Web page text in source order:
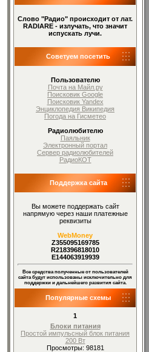
Слово "Радио" происходит от лат.
RADIARE - излучать, что значит
испускать лучи.
Советуем посетить
Пользователю
Почта на Майл.ру
Поисковик Google
Поисковик Yandex
Энциклопедия Википедия
Погода на Гисметео
Радиолюбителю
Паяльник
Электронный портал
Сервер радиолюбителей
РадиоКОТ
Поддержка сайта
Вы можете поддержать сайт
напрямую через наши платежные
реквизиты
WebMoney
Z355095169785
R218396818010
E144063919939
Все средства полученные от пользователей
сайта будут использованы исключительно для
поддержки и дальнейшего развития сайта.
Популярные схемы
1
Блоки питания
Простой импульсный блок питания
200 Вт
Просмотры: 98181